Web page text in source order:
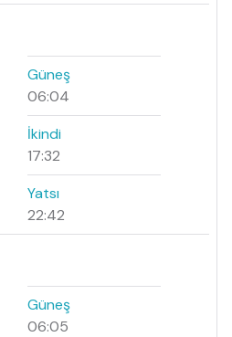
Güneş
06:04
İkindi
17:32
Yatsı
22:42
Güneş
06:05